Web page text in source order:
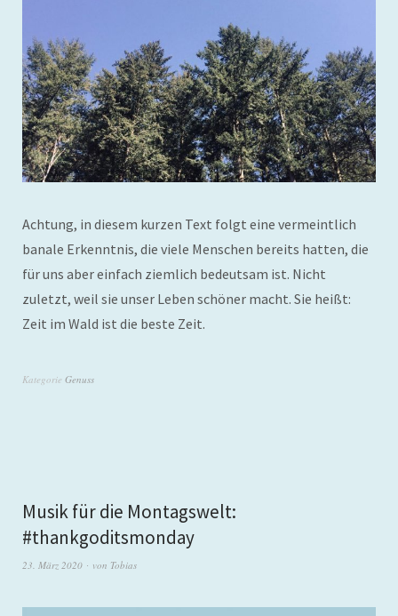
Achtung, in diesem kurzen Text folgt eine vermeintlich
banale Erkenntnis, die viele Menschen bereits hatten, die
für uns aber einfach ziemlich bedeutsam ist. Nicht
zuletzt, weil sie unser Leben schöner macht. Sie heißt:
Zeit im Wald ist die beste Zeit.
Kategorie Genuss
Musik für die Montagswelt:
#thankgoditsmonday
23. März 2020 von Tobias